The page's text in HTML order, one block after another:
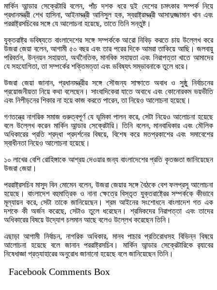
মার্কিন আন্ডার সেক্রেটারি বলেন, পাঁচ দশক ধরে দুই দেশের চমৎকার সম্পর্ক নিয়ে
প্রধানমন্ত্রী শেখ হাসিনা, আইনমন্ত্রী আনিসুল হক, স্বরাষ্ট্রমন্ত্রী আসাদুজ্জামান খান এবং
পররাষ্ট্রসচিবের সঙ্গে যে আলোচনা হয়েছে, তাতে তিনি সন্তুষ্ট।
যুক্তরাষ্ট্র ভবিষ্যতে বাংলাদেশের সঙ্গে সম্পর্ককে আরো নিবিড় করতে চায় উল্লেখ করে
উজরা জেয়া বলেন, আগামী ৫০ বছর এবং তার পরের দিকে আমরা তাকিয়ে আছি। জলবায়ু
পরিবর্তন, উন্নয়ন সহায়তা, অর্থনৈতিক, মানবিক সহায়তা এবং নিরাপত্তা খাতে আমাদের
যে সহযোগিতা, তা সম্পর্কের শক্তিমত্তা এবং ভবিষ্যৎ সম্ভাবনাকে তুলে ধরে।
উজরা জেয়া জানান, প্রধানমন্ত্রীর সঙ্গে সৌজন্য সাক্ষাতে অবাধ ও সুষ্ঠু নির্বাচনের
প্রয়োজনীয়তা নিয়ে কথা বলেছেন। সাংবাদিকেরা যাতে অবাধে এবং কোনোরকম ভয়ভীতি
এবং নিপীড়নের শিকার না হয়ে কাজ করতে পারেন, তা নিয়েও আলোচনা হয়েছে।
গণতন্ত্রে নাগরিক সমাজ গুরুত্বপূর্ণ যে ভূমিকা পালন করে, সেটা নিয়েও আলোচনা হয়েছে
বলে উল্লেখ করেন মার্কিন আন্ডার সেক্রেটারি। তিনি বলেন, মানবাধিকার এবং মৌলিক
অধিকারের প্রতি শ্রদ্ধা প্রদর্শনের বিষয়ে, বিশেষ করে মতপ্রকাশের এবং সমাবেশের
স্বাধীনতা নিয়েও আলোচনা হয়েছে।
১০ লাখের বেশি রোহিঙ্গাকে আশ্রয় দেওয়ার জন্য বাংলাদেশের প্রতি কৃতজ্ঞতা জানিয়েছেন
উজরা জেয়া।
পররাষ্ট্রসচিব মাসুদ বিন মোমেন বলেন, উজরা জেয়ার সঙ্গে বৈঠকে বেশ ফলপ্রসূ আলোচনা
হয়েছে। বাংলাদেশ বহুমাত্রিক ও নানা ক্ষেত্রে বিস্তৃত যুক্তরাষ্ট্রের সম্পর্ককে কীভাবে
মূল্যায়ন করে, সেটা তাকে জানিয়েছেন। শ্রম আইনের সংশোধনে বাংলাদেশ গত এক
দশকে কী অর্জন করেছে, সেটাও তুলে ধরেছেন। শ্রমিকদের নিরাপত্তা এবং তাদের
অধিকারের বিষয়ে উদ্যোগ চলমান আছে বলেও উল্লেখ করেছেন তিনি।
এছাড়া আগামী নির্বাচন, নাগরিক অধিকার, মানব পাচার প্রতিরোধসহ বিভিন্ন বিষয়ে
আলোচনা হয়েছে বলে জানান পররাষ্ট্রসচিব। মার্কিন আন্ডার সেক্রেটারিকে র‌্যাবের
নিষেধাজ্ঞা প্রত্যাহারের অনুরোধ জানানো হয়েছে বলে জানিয়েছেন তিনি।
Facebook Comments Box